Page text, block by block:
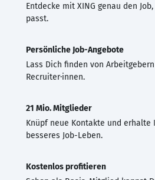
Entdecke mit XING genau den
passt.
Persönliche Job-Angebote
Lass Dich finden von
Recruiter·innen.
21 Mio. Mitglieder
Knüpf neue Kontakte und erhalte
besseres Job-Leben.
Kostenlos profitieren